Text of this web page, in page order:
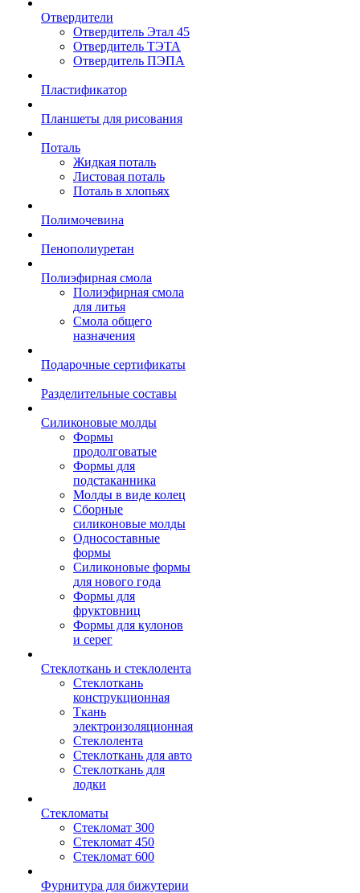
Отвердители
Отвердитель Этал 45
Отвердитель ТЭТА
Отвердитель ПЭПА
Пластификатор
Планшеты для рисования
Поталь
Жидкая поталь
Листовая поталь
Поталь в хлопьях
Полимочевина
Пенополиуретан
Полиэфирная смола
Полиэфирная смола
для литья
Смола общего
назначения
Подарочные сертификаты
Разделительные составы
Силиконовые молды
Формы
продолговатые
Формы для
подстаканника
Молды в виде колец
Сборные
силиконовые молды
Односоставные
формы
Силиконовые формы
для нового года
Формы для
фруктовниц
Формы для кулонов
и серег
Стеклоткань и стеклолента
Стеклоткань
конструкционная
Ткань
электроизоляционная
Стеклолента
Стеклоткань для авто
Стеклоткань для
лодки
Стекломаты
Стекломат 300
Стекломат 450
Стекломат 600
Фурнитура для бижутерии